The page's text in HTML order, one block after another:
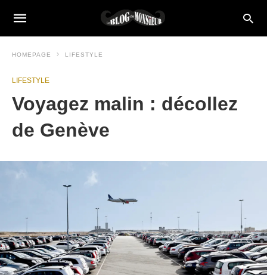
HOMEPAGE LIFESTYLE
LIFESTYLE
Voyagez malin : décollez
de Genève